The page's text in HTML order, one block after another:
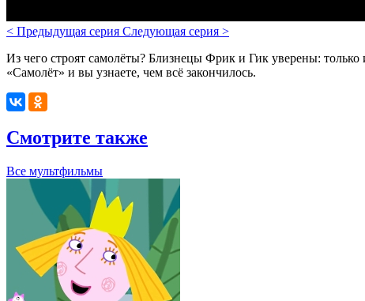
< Предыдущая серия Следующая серия >
Из чего строят самолёты? Близнецы Фрик и Гик уверены:
«Самолёт» и вы узнаете, чем всё закончилось.
Смотрите также
Все мультфильмы